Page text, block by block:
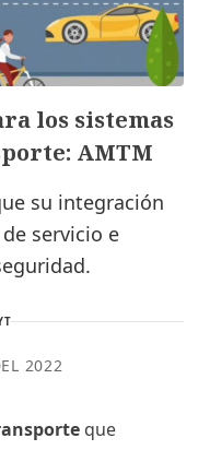
los sistemas
AMTM
su integración
servicio e
2022
que